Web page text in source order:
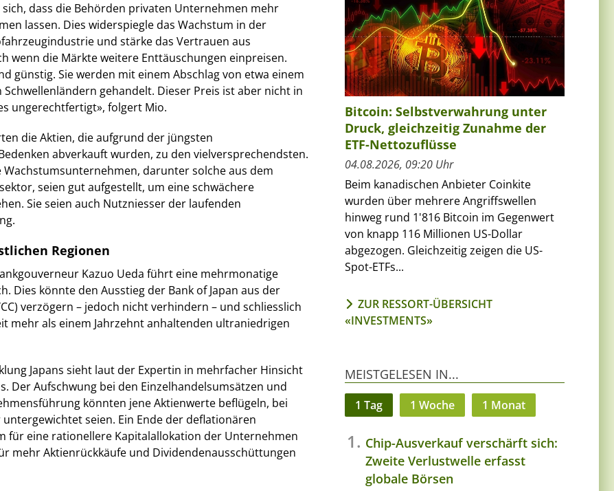
sich, dass die Behörden privaten Unternehmen mehr
lassen. Dies widerspiegle das Wachstum in der
und stärke das Vertrauen aus
wenn die Märkte weitere Enttäuschungen einpreisen.
günstig. Sie werden mit einem Abschlag von etwa einem
Schwellenländern gehandelt. Dieser Preis ist aber nicht in
ungerechtfertigt», folgert Mio.
die Aktien, die aufgrund der jüngsten
abverkauft wurden, zu den vielversprechendsten.
darunter solche aus dem
seien gut aufgestellt, um eine schwächere
Sie seien auch Nutzniesser der laufenden
Regionen
Kazuo Ueda führt eine mehrmonatige
Dies könnte den Ausstieg der Bank of Japan aus der
verzögern – jedoch nicht verhindern – und schliesslich
mehr als einem Jahrzehnt anhaltenden ultraniedrigen
Japans sieht laut der Expertin in mehrfacher Hinsicht
Der Aufschwung bei den Einzelhandelsumsätzen und
könnten jene Aktienwerte beflügeln, bei
seien. Ein Ende der deflationären
für eine rationellere Kapitalallokation der Unternehmen
mehr Aktienrückkäufe und Dividendenausschüttungen
Bitcoin: Selbstverwahrung unter
Druck, gleichzeitig Zunahme der
ETF-Nettozuflüsse
04.08.2026, 09:20 Uhr
Beim kanadischen Anbieter Coinkite
wurden über mehrere Angriffswellen
hinweg rund 1'816 Bitcoin im Gegenwert
von knapp 116 Millionen US-Dollar
abgezogen. Gleichzeitig zeigen die US-
Spot-ETFs...
ZUR RESSORT-ÜBERSICHT
«INVESTMENTS»
MEISTGELESEN IN...
1 Tag 1 Woche 1 Monat
Chip-Ausverkauf verschärft sich:
Zweite Verlustwelle erfasst
globale Börsen